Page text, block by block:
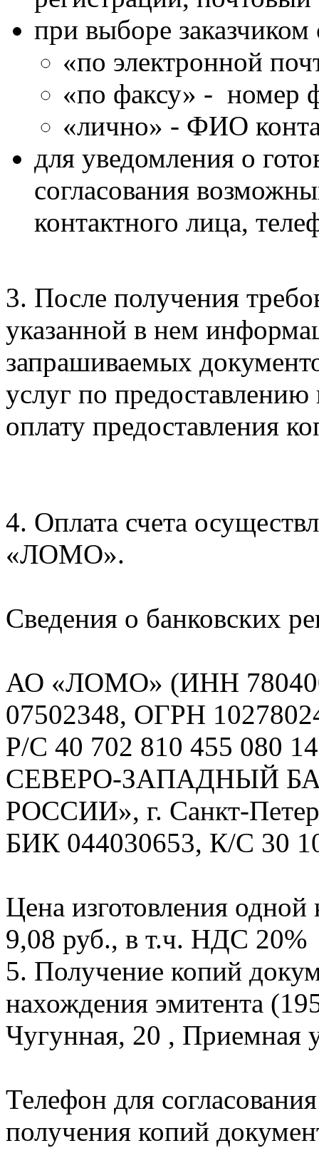
при выборе заказчиком
«по электронной
«по факсу» - номер
«лично» - ФИО
для уведомления о
согласования
контактного лица,
3. После получения
указанной в нем
запрашиваемых
услуг по предоставлению
оплату предоставления
4. Оплата счета
«ЛОМО».
Сведения о банковских
АО «ЛОМО» (ИНН
07502348, ОГРН
Р/С 40 702 810 455 080
СЕВЕРО-ЗАПАДНЫЙ
РОССИИ», г. Санкт-
БИК 044030653, К/С 30
Цена изготовления
9,08 руб., в т.ч. НДС 20%
5. Получение копий
нахождения эмитента
Чугунная, 20 ,
Телефон для
получения копий